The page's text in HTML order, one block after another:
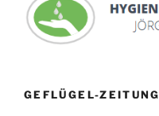
GEFLÜGEL-ZEITUNG